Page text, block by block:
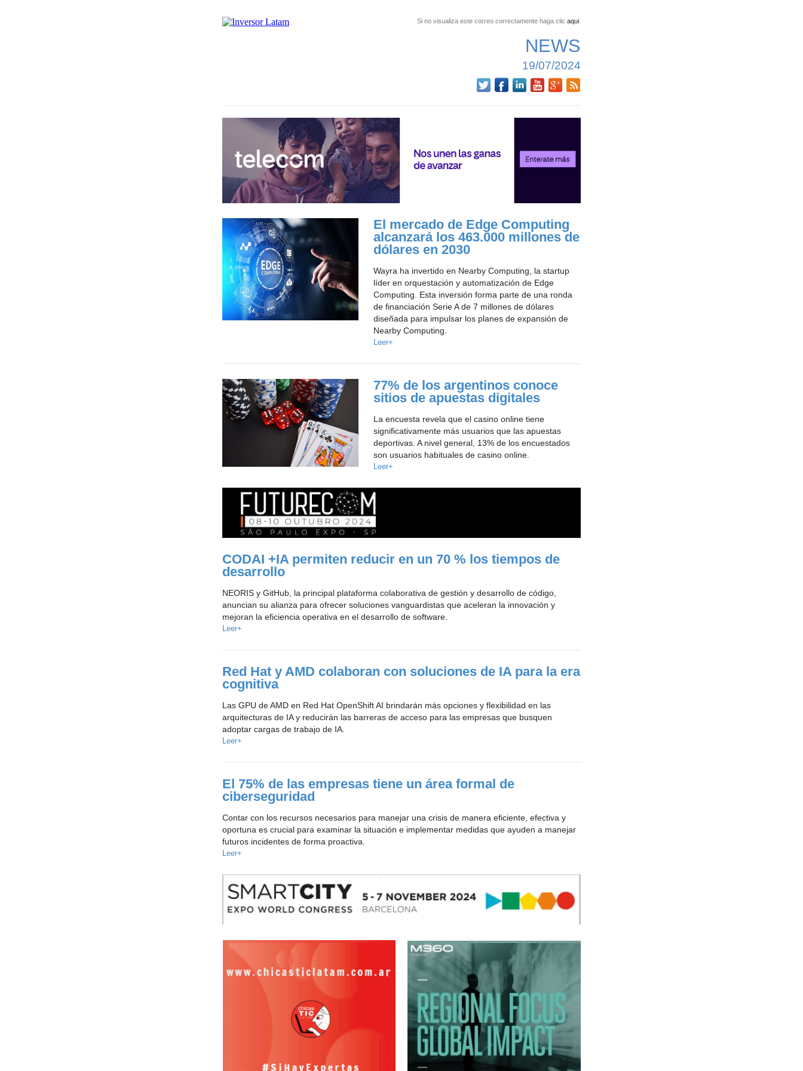
Si no visualiza este correo correctamente haga clic aqui
NEWS
19/07/2024
El mercado de Edge Computing
alcanzará los 463.000 millones de
dólares en 2030
Wayra ha invertido en Nearby Computing, la startup
líder en orquestación y automatización de Edge
Computing. Esta inversión forma parte de una ronda
de financiación Serie A de 7 millones de dólares
diseñada para impulsar los planes de expansión de
Nearby Computing.
Leer+
77% de los argentinos conoce
sitios de apuestas digitales
La encuesta revela que el casino online tiene
significativamente más usuarios que las apuestas
deportivas. A nivel general, 13% de los encuestados
son usuarios habituales de casino online.
Leer+
CODAI +IA permiten reducir en un 70 % los tiempos de
desarrollo
NEORIS y GitHub, la principal plataforma colaborativa de gestión y desarrollo de código,
anuncian su alianza para ofrecer soluciones vanguardistas que aceleran la innovación y
mejoran la eficiencia operativa en el desarrollo de software.
Leer+
Red Hat y AMD colaboran con soluciones de IA para la era
cognitiva
Las GPU de AMD en Red Hat OpenShift AI brindarán más opciones y flexibilidad en las
arquitecturas de IA y reducirán las barreras de acceso para las empresas que busquen
adoptar cargas de trabajo de IA.
Leer+
El 75% de las empresas tiene un área formal de
ciberseguridad
Contar con los recursos necesarios para manejar una crisis de manera eficiente, efectiva y
oportuna es crucial para examinar la situación e implementar medidas que ayuden a manejar
futuros incidentes de forma proactiva.
Leer+